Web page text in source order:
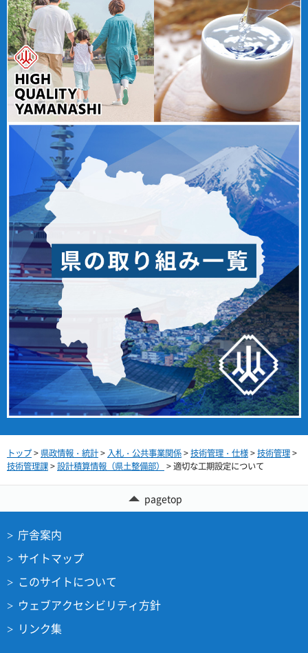
トップ> 県政情報・統計> 入札・公共事業関係>技術管理・仕様>技術管理>
技術管理課>設計積算情報（県土整備部） > 適切な工期設定について
pagetop
庁舎案内
サイトマップ
このサイトについて
ウェブアクセシビリティ方針
リンク集